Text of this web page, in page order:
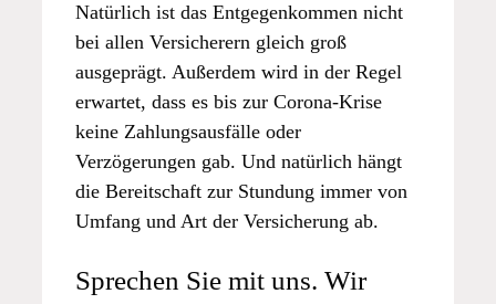
Natürlich ist das Entgegenkommen nicht
bei allen Versicherern gleich groß
ausgeprägt. Außerdem wird in der Regel
erwartet, dass es bis zur Corona-Krise
keine Zahlungsausfälle oder
Verzögerungen gab. Und natürlich hängt
die Bereitschaft zur Stundung immer von
Umfang und Art der Versicherung ab.
Sprechen Sie mit uns. Wir